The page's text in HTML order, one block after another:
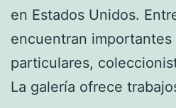
en Estados Unidos.
encuentran
particulares,
La galería ofrece